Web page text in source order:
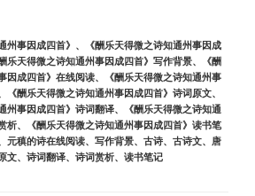
州事因成四首》 、
《酬乐天得微之诗知通州事因成
酬乐天得微之诗知通州事因成四首》写作背景、
《酬
因成四首》在线阅读、
《酬乐天得微之诗知通州事
《酬乐天得微之诗知通州事因成四首》诗词原文、
州事因成四首》诗词翻译、
《酬乐天得微之诗知通
析、
《酬乐天得微之诗知通州事因成四首》读书笔
元稹的诗在线阅读、 写作背景、 古诗、 古诗文、 唐
文、 诗词翻译、 诗词赏析、 读书笔记